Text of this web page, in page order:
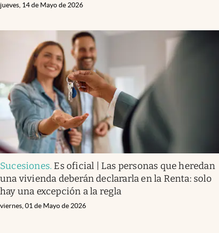
jueves, 14 de Mayo de 2026
Sucesiones. Es oficial | Las personas que heredan
una vivienda deberán declararla en la Renta: solo
hay una excepción a la regla
viernes, 01 de Mayo de 2026